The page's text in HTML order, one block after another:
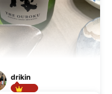
drikin